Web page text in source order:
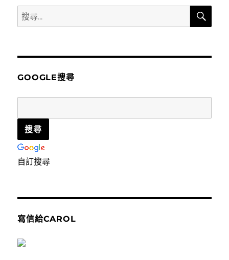
搜
尋
鍵
搜
GOOGLE搜尋
自訂搜尋
寫信給CAROL